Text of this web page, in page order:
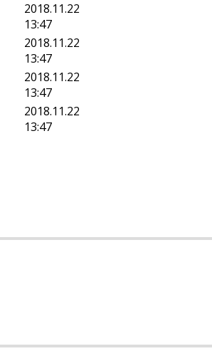
2018.11.22
13:47
2018.11.22
13:47
2018.11.22
13:47
2018.11.22
13:47